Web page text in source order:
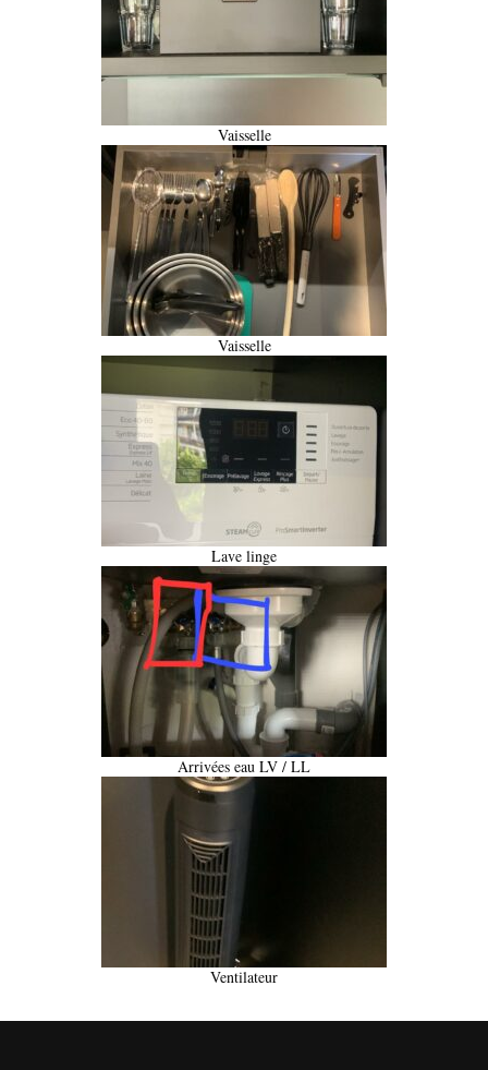
Vaisselle
Vaisselle
Lave linge
Arrivées eau LV / LL
Ventilateur